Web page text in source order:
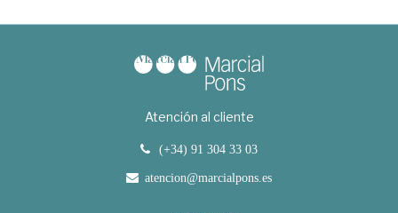
Atención al cliente
(+34) 91 304 33 03
atencion@marcialpons.es